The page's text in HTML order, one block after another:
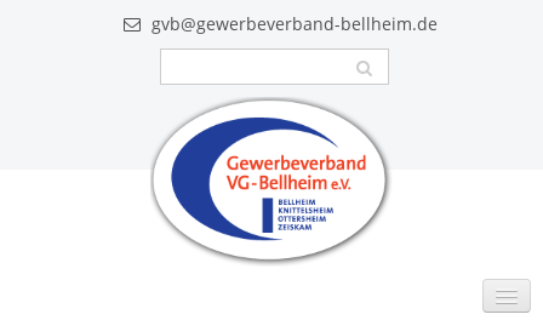
gvb@gewerbeverband-bellheim.de